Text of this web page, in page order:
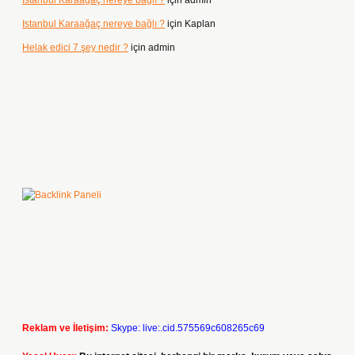
Istanbul Karaağaç nereye bağlı ? için Kaplan
Helak edici 7 şey nedir ? için admin
Reklam ve İletişim: Skype: live:.cid.575569c608265c69